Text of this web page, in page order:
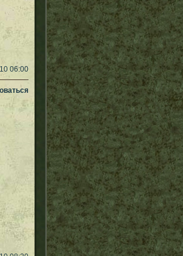
06:00